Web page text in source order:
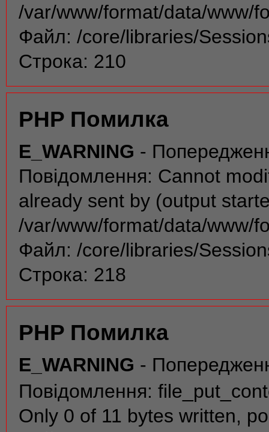
/var/www/format/data/www/
Файл: /core/libraries/
Строка: 210
PHP Помилка
E_WARNING -
Повідомлення: Cannot
already sent by (output
/var/www/format/data/www/
Файл: /core/libraries/
Строка: 218
PHP Помилка
E_WARNING -
Повідомлення:
Only 0 of 11 bytes written,